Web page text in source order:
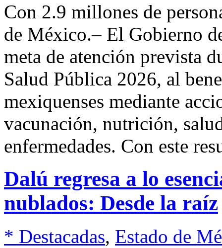
Con 2.9 millones de
de México.– El Gobierno
meta de atención prevista
Salud Pública 2026, al
mexiquenses mediante
vacunación, nutrición,
enfermedades. Con este
Dalú regresa a lo
nublados: Desde la raíz
* Destacadas, Estado de